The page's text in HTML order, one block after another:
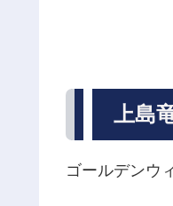
上島
ゴールデンウ